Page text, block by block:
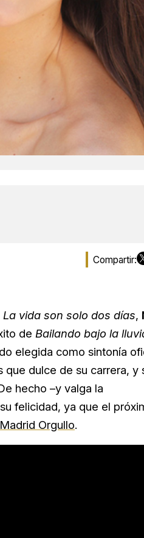
La vida son solo dos días,
de Bailando bajo la
elegida como sintonía
que dulce de su carrera, y
hecho –y valga la
felicidad, ya que el
Orgullo.